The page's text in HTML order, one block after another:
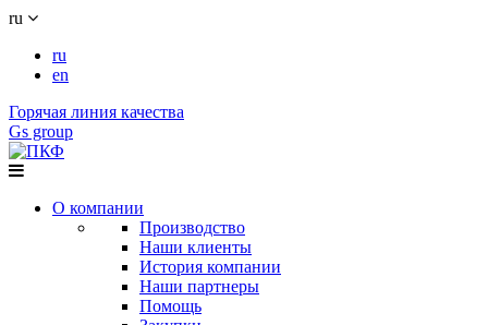
ru
ru
en
Горячая линия качества
Gs group
О компании
Производство
Наши клиенты
История компании
Наши партнеры
Помощь